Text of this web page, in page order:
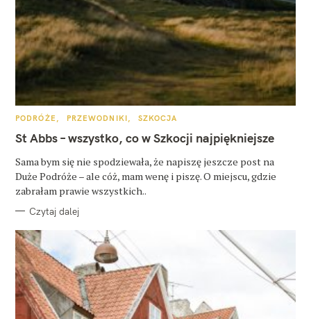
K
T
E
O
R
I
PODRÓŻE PRZEWODNIKI SZKOCJA
St Abbs – wszystko, co w Szkocji najpiękniejsze
Sama bym się nie spodziewała, że napiszę jeszcze post na
Duże Podróże – ale cóż, mam wenę i piszę. O miejscu, gdzie
zabrałam prawie wszystkich..
Czytaj dalej